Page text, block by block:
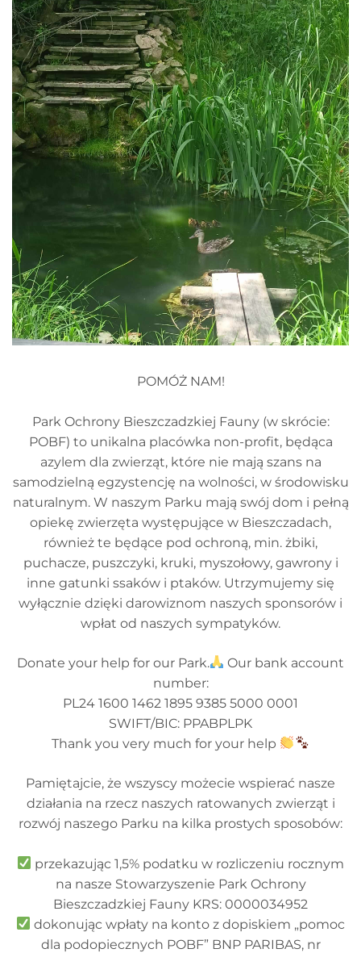
POMÓŻ NAM!
Park Ochrony Bieszczadzkiej Fauny (w skrócie:
POBF) to unikalna placówka non-profit, będąca
azylem dla zwierząt, które nie mają szans na
samodzielną egzystencję na wolności, w środowisku
naturalnym. W naszym Parku mają swój dom i pełną
opiekę zwierzęta występujące w Bieszczadach,
również te będące pod ochroną, min. żbiki,
puchacze, puszczyki, kruki, myszołowy, gawrony i
inne gatunki ssaków i ptaków. Utrzymujemy się
wyłącznie dzięki darowiznom naszych sponsorów i
wpłat od naszych sympatyków.
Donate your help for our Park.
Our bank account
number:
PL24 1600 1462 1895 9385 5000 0001
SWIFT/BIC: PPABPLPK
Thank you very much for your help
Pamiętajcie, że wszyscy możecie wspierać nasze
działania na rzecz naszych ratowanych zwierząt i
rozwój naszego Parku na kilka prostych sposobów:
przekazując 1,5% podatku w rozliczeniu rocznym
na nasze Stowarzyszenie Park Ochrony
Bieszczadzkiej Fauny KRS: 0000034952
dokonując wpłaty na konto z dopiskiem „pomoc
dla podopiecznych POBF” BNP PARIBAS, nr